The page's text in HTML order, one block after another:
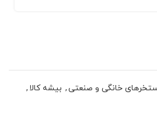
خانگی و صنعتی, بیشه کالا ,